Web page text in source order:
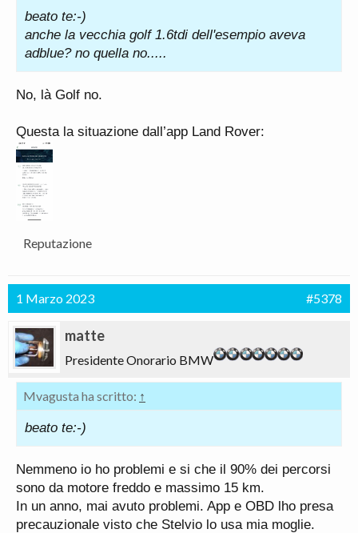
beato te:-)
anche la vecchia golf 1.6tdi dell'esempio aveva
adblue? no quella no.....
No, là Golf no.
Questa la situazione dall’app Land Rover:
Reputazione
1 Marzo 2023 #5378
matte
Presidente Onorario BMW
Mvagusta ha scritto: ↑
beato te:-)
Nemmeno io ho problemi e si che il 90% dei percorsi
sono da motore freddo e massimo 15 km.
In un anno, mai avuto problemi. App e OBD lho presa
precauzionale visto che Stelvio lo usa mia moglie.